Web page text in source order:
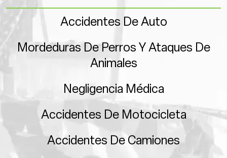
Accidentes De Auto
Mordeduras De Perros Y Ataques De
Animales
Negligencia Médica
Accidentes De Motocicleta
Accidentes De Camiones